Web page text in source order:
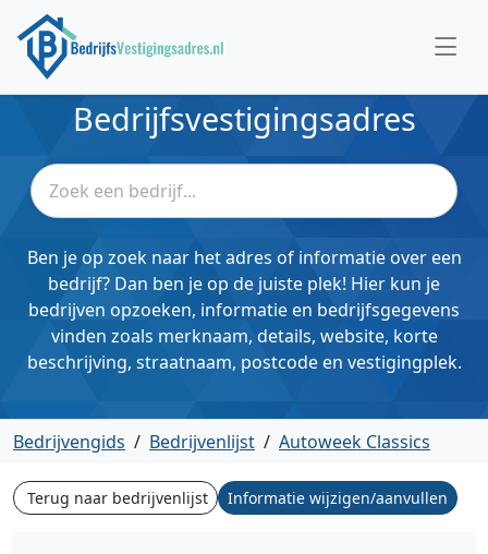
Bedrijfsvestigingsadres
Ben je op zoek naar het adres of informatie over een
bedrijf? Dan ben je op de juiste plek! Hier kun je
bedrijven opzoeken, informatie en bedrijfsgegevens
vinden zoals merknaam, details, website, korte
beschrijving, straatnaam, postcode en vestigingplek.
Bedrijvengids / Bedrijvenlijst / Autoweek Classics
Terug naar bedrijvenlijst Informatie wijzigen/aanvullen